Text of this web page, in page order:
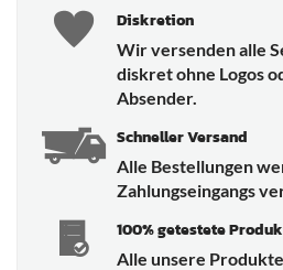
Diskretion
Wir versenden alle
diskret ohne Logos
Absender.
Schneller Versand
Alle Bestellungen
Zahlungseingangs
100% getestete
Alle unsere